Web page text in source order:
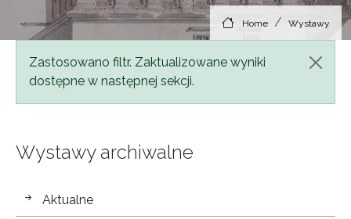
Home Wystawy
Status message
Zastosowano filtr. Zaktualizowane wyniki
dostępne w następnej sekcji.
Wystawy archiwalne
wystawy
Aktualne